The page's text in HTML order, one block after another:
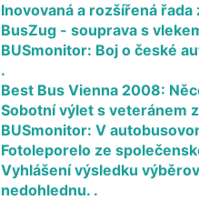
Inovovaná a rozšířená
BusZug - souprava s
BUSmonitor: Boj o české
.
Best Bus Vienna 2008:
Sobotní výlet s veteránem
BUSmonitor: V
Fotoleporelo ze
Vyhlášení výsledku
nedohlednu. .